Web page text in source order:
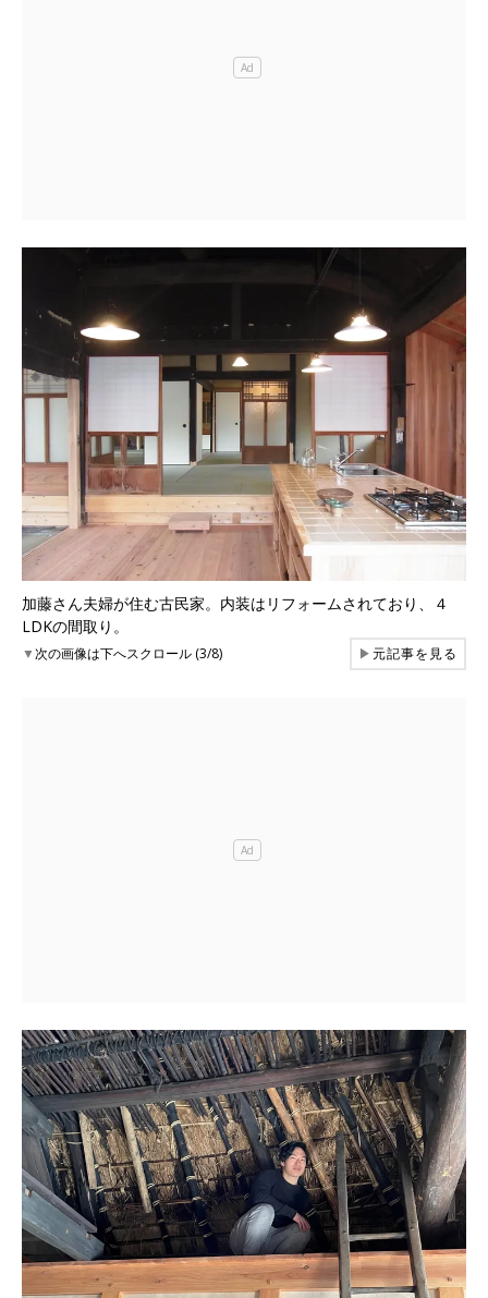
加藤さん夫婦が住む古民家。内装はリフォームされており、４
LDKの間取り。
▼次の画像は下へスクロール (3/8) ▶元記事を見る